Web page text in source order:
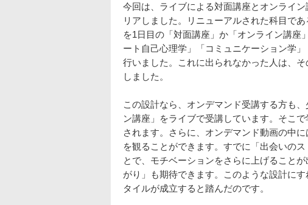
今回は、ライブによる対面講座とオンライ
リアしました。リニューアルされた科目で
を1日目の「対面講座」か「オンライン講座
ート自己心理学」「コミュニケーション学
行いました。これに出られなかった人は、
しました。
この設計なら、オンデマンド受講する方も
ン講座」をライブで受講しています。そこ
されます。さらに、オンデマンド動画の中
を観ることができます。すでに「出会いの
とで、モチベーションをさらに上げること
がり」も期待できます。このような設計に
タイルが成立すると踏んだのです。